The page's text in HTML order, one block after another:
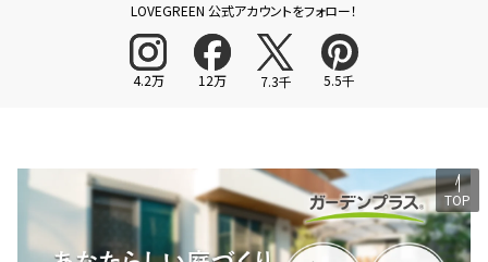
LOVEGREEN 公式アカウントをフォロー！
4.2万 12万 7.3千 5.5千
TOP